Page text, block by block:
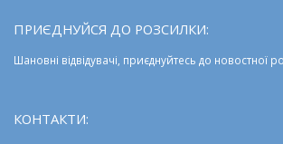
ПРИЄДНУЙСЯ ДО РОЗСИЛКИ:
Шановні відвідувачі, приєднуйтесь до новостної
КОНТАКТИ: